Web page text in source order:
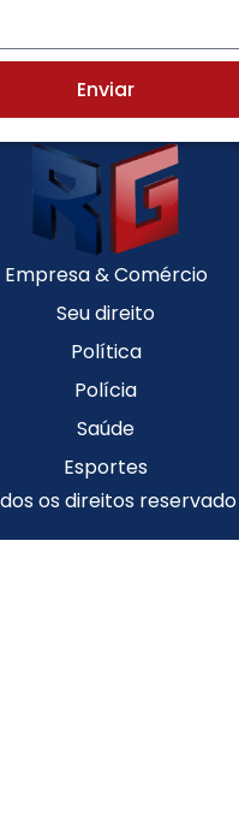
Enviar
Empresa & Comércio
Seu direito
Política
Polícia
Saúde
Esportes
os direitos reservado